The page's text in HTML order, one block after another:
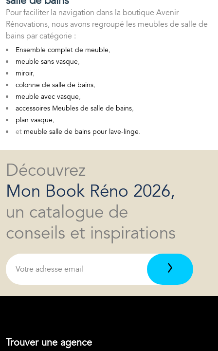
Pour faciliter la navigation dans la boutique Avenir
Rénovations, nous avons regroupé les meubles de salle de
bains par catégorie :
Ensemble complet de meuble,
meuble sans vasque,
miroir,
colonne de salle de bains,
meuble avec vasque,
accessoires Meubles de salle de bains,
plan vasque,
et meuble salle de bains pour lave-linge.
Découvrez
Mon Book Réno 2026,
un catalogue de
conseils et inspirations
Trouver une agence